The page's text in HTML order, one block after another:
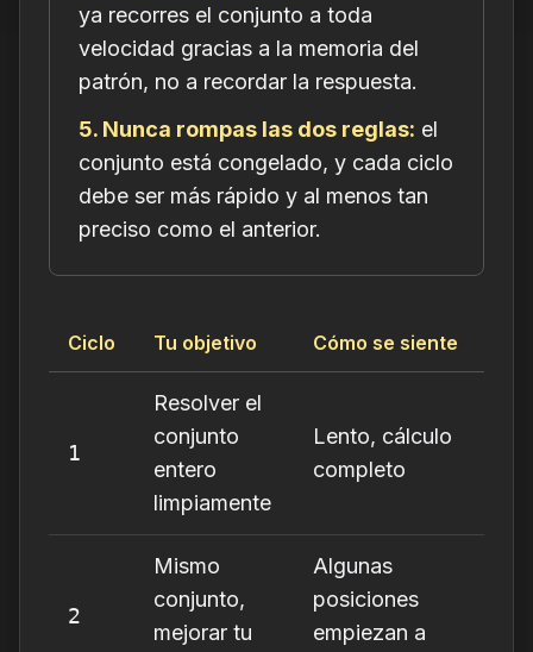
ya recorres el conjunto a toda
velocidad gracias a la memoria del
patrón, no a recordar la respuesta.
5. Nunca rompas las dos reglas: el
conjunto está congelado, y cada ciclo
debe ser más rápido y al menos tan
preciso como el anterior.
Ciclo Tu objetivo Cómo se siente
1
Resolver el
conjunto
entero
limpiamente
Lento, cálculo
completo
2
Mismo
conjunto,
mejorar tu
Algunas
posiciones
empiezan a